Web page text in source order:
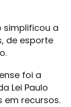
simplificou a
de esporte
foi a
Lei Paulo
em recursos.